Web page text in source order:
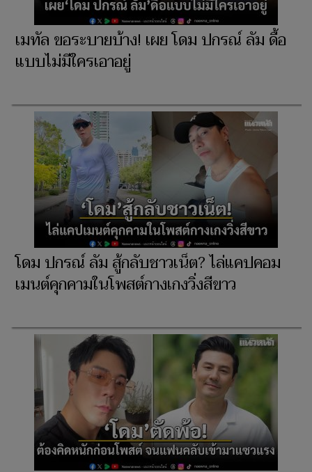
เมทัล ขอระบายบ้าง! เผย โดม ปกรณ์ ลัม ดื้อ
แบบไม่มีใครเอาอยู่
โดม ปกรณ์ ลัม สู้กลับชาวเน็ต? ไล่แคปคอม
เมนต์คุกคามในโพสต์กางเกงวิ่งสีขาว